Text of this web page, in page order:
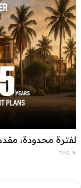
لفترة محدودة، مقدم 1.5% وتقسيط حتى 15
TMG